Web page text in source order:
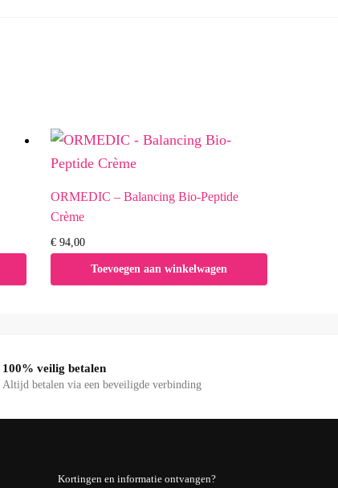
ORMEDIC – Balancing Bio-Peptide
Crème
€94,00
Toevoegen aan winkelwagen
100% veilig betalen
Altijd betalen via een beveiligde verbinding
Kortingen en informatie ontvangen?